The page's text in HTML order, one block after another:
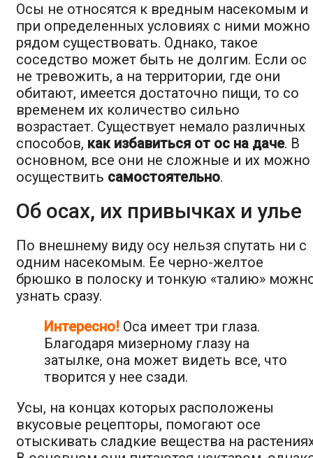
Осы не относятся к вредным насекомым и
при определенных условиях с ними можно
рядом существовать. Однако, такое
соседство может быть не долгим. Если ос
не тревожить, а на территории, где они
обитают, имеется достаточно пищи, то со
временем их количество сильно
возрастает. Существует немало различных
способов, как избавиться от ос на даче. В
основном, все они не сложные и их можно
осуществить самостоятельно.
Об осах, их привычках и улье
По внешнему виду осу нельзя спутать ни с
одним насекомым. Ее черно-желтое
брюшко в полоску и тонкую «талию»
узнать сразу.
Интересно! Оса имеет три глаза.
Благодаря мизерному глазу на
затылке, она может видеть все, что
творится у нее сзади.
Усы, на концах которых расположены
вкусовые рецепторы, помогают осе
отыскивать сладкие вещества на